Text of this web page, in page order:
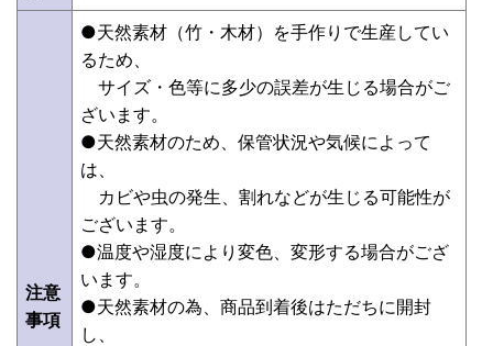
注意
事項
●天然素材（竹・木材）を手作りで生産してい
るため、
サイズ・色等に多少の誤差が生じる場合がご
ざいます。
●天然素材のため、保管状況や気候によって
は、
カビや虫の発生、割れなどが生じる可能性が
ございます。
●温度や湿度により変色、変形する場合がござ
います。
●天然素材の為、商品到着後はただちに開封
し、